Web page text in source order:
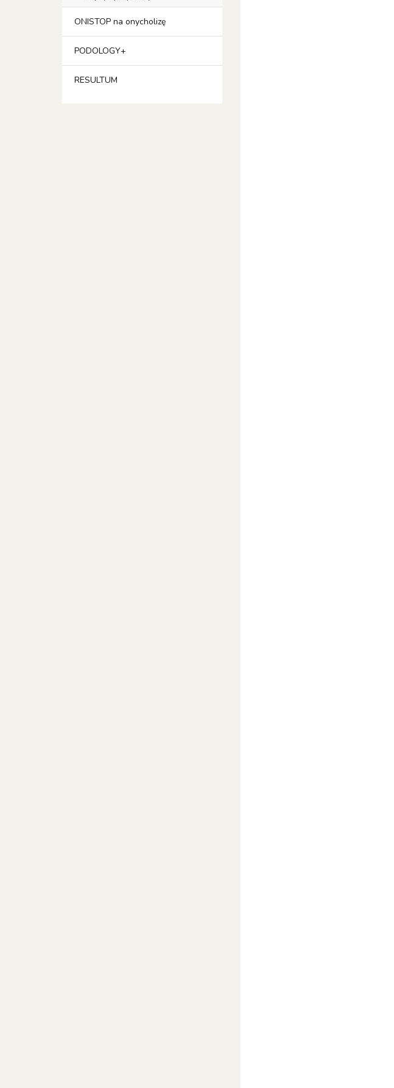
ONISTOP na onycholizę
PODOLOGY+
RESULTUM